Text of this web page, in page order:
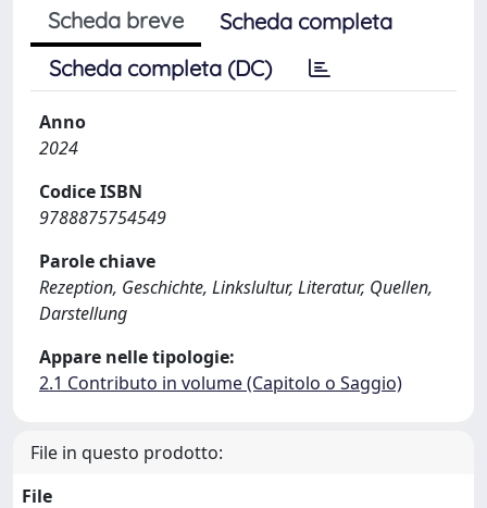
Scheda breve
Scheda completa
Scheda completa (DC)
Anno
2024
Codice ISBN
9788875754549
Parole chiave
Rezeption, Geschichte, Linkslultur, Literatur, Quellen,
Darstellung
Appare nelle tipologie:
2.1 Contributo in volume (Capitolo o Saggio)
File in questo prodotto:
File